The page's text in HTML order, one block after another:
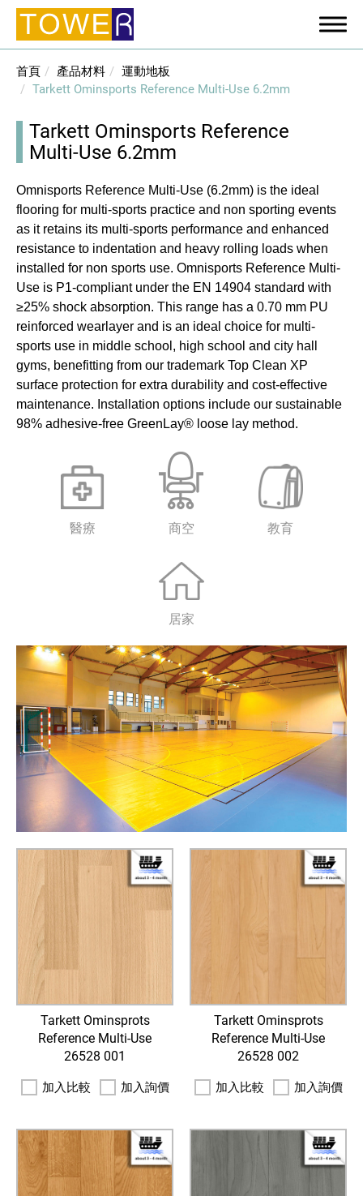
首頁 產品材料
運動地板
Tarkett Ominsports Reference Multi-Use 6.2mm
Tarkett Ominsports Reference
Multi-Use 6.2mm
Omnisports Reference Multi-Use (6.2mm) is the ideal
flooring for multi-sports practice and non sporting events
as it retains its multi-sports performance and enhanced
resistance to indentation and heavy rolling loads when
installed for non sports use. Omnisports Reference Multi-
Use is P1-compliant under the EN 14904 standard with
≥25% shock absorption. This range has a 0.70 mm PU
reinforced wearlayer and is an ideal choice for multi-
sports use in middle school, high school and city hall
gyms, benefitting from our trademark Top Clean XP
surface protection for extra durability and cost-effective
maintenance. Installation options include our sustainable
98% adhesive-free GreenLay® loose lay method.
醫療 商空 教育
居家
Tarkett Ominsprots
Reference Multi-Use
26528 001
加入比較 加入詢價
Tarkett Ominsprots
Reference Multi-Use
26528 002
加入比較 加入詢價